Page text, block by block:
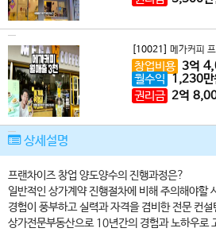
[10021] 메가커피
창업비용 3억
월수익 1,230만
권리금 2억
상세설명
프랜차이즈 창업 양도양수의 진행과정은?
일반적인 상가계약 진행절차에 비해 주의해야할
경험이 풍부하고 실력과 자격을 겸비한 전문 컨
상가전문부동산으로 10년간의 경험과 노하우로